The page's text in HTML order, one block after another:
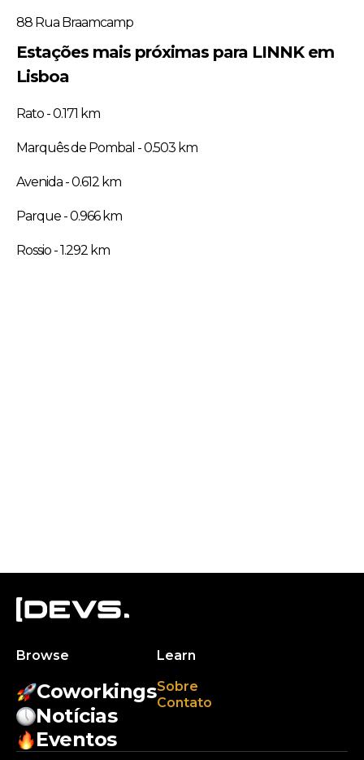
88 Rua Braamcamp
Estações mais próximas para LINNK em
Lisboa
Rato - 0.171 km
Marquês de Pombal - 0.503 km
Avenida - 0.612 km
Parque - 0.966 km
Rossio - 1.292 km
Browse
Coworkings
Notícias
Eventos
Learn
Sobre
Contato